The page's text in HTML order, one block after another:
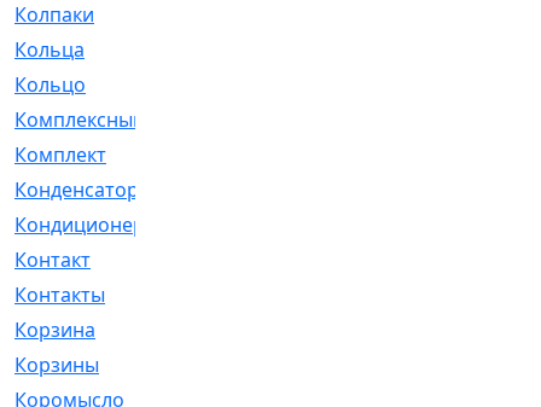
Колпаки
Кольца
Кольцо
Комплексный
Комплект
Конденсатор
Кондиционер
Контакт
Контакты
Корзина
Корзины
Коромысло